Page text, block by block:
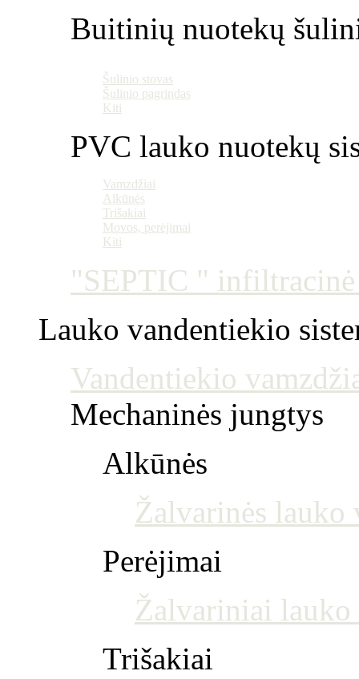
Buitinių nuotekų
Šulinio stovas
Šulinio pagrindas
Kiti
PVC lauko nuotekų
Vamzdžiai
Alkūnės
Trišakiai
Movos, perėjimai
Kiti
"SEPTIC "
Lauko vandentiekio
Vandentiekio
Mechaninės jungtys
Alkūnės
Žalvarinės lauko
Perėjimai
Žalvariniai
Trišakiai